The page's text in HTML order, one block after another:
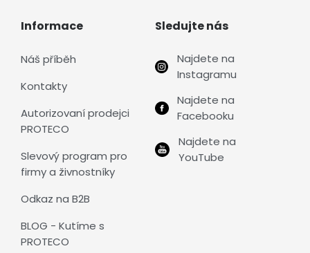
Informace
Náš příběh
Kontakty
Autorizovaní prodejci
PROTECO
Slevový program pro
firmy a živnostníky
Odkaz na B2B
BLOG - Kutíme s
PROTECO
Sledujte nás
Najdete na
Instagramu
Najdete na
Facebooku
Najdete na
YouTube